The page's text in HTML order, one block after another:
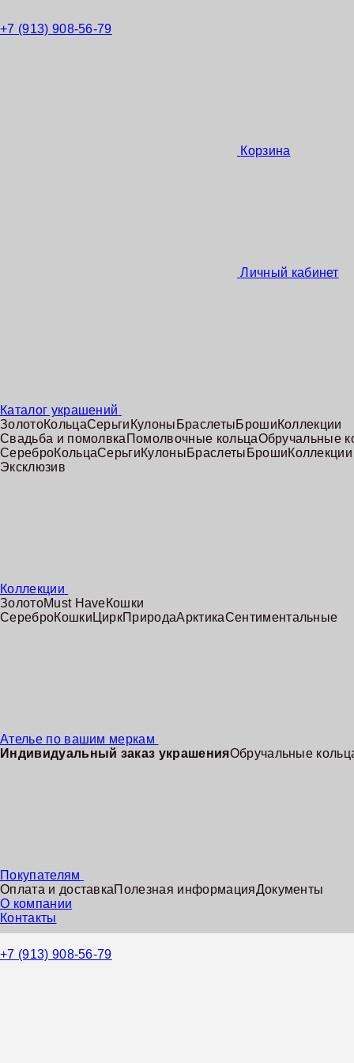
+7 (913) 908-56-79
Корзина
Личный кабинет
Каталог украшений
ЗолотоКольцаСерьги Кулоны БраслетыБрошиКоллекции
Свадьба и помолвка Помолвочные кольцаОбручальные
СереброКольцаСерьгиКулоныБраслеты БрошиКоллекции
Эксклюзив
Коллекции
ЗолотоMust HaveКошки
СереброКошки ЦиркПриродаАрктикаСентиментальные
Ателье по вашим меркам
Индивидуальный заказ украшенияОбручальные
Покупателям
Оплата и доставкаПолезная информацияДокументы
О компании
Контакты
+7 (913) 908-56-79